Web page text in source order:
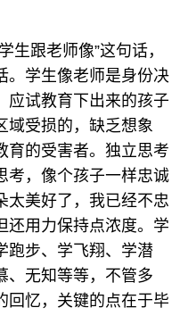
生跟老师像”这句话，
。学生像老师是身份决
应试教育下出来的孩子
域受损的，缺乏想象
育的受害者。独立思考
考，像个孩子一样忠诚
太美好了，我已经不忠
还用力保持点浓度。学
跑步、学飞翔、学潜
、无知等等，不管多
回忆，关键的点在于毕